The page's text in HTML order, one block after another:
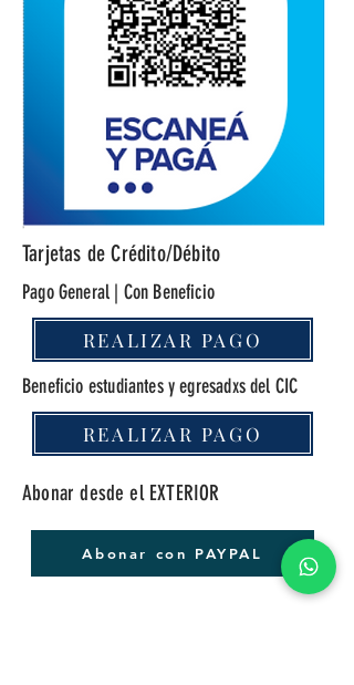
Tarjetas de Crédito/Débito
Pago General | Con Beneficio
REALIZAR PAGO
Beneficio estudiantes y egresadxs del CIC
REALIZAR PAGO
Abonar desde el EXTERIOR
Abonar con PAYPAL